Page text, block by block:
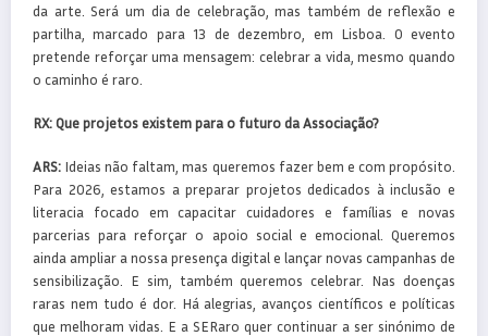
da arte. Será um dia de celebração, mas também de reflexão e
partilha, marcado para 13 de dezembro, em Lisboa. O evento
pretende reforçar uma mensagem: celebrar a vida, mesmo quando
o caminho é raro.
RX:Que projetos existem para o futuro da Associação?
ARS: Ideias não faltam, mas queremos fazer bem e com propósito.
Para 2026, estamos a preparar projetos dedicados à inclusão e
literacia focado em capacitar cuidadores e famílias e novas
parcerias para reforçar o apoio social e emocional. Queremos
ainda ampliar a nossa presença digital e lançar novas campanhas de
sensibilização. E sim, também queremos celebrar. Nas doenças
raras nem tudo é dor. Há alegrias, avanços científicos e políticas
que melhoram vidas. E a SERaro quer continuar a ser sinónimo de